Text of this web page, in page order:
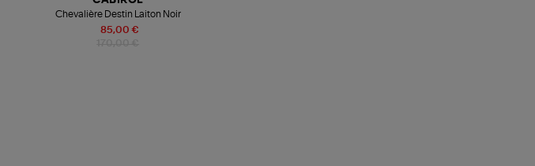
85,00 €
Chevalière Destin Laiton Noir